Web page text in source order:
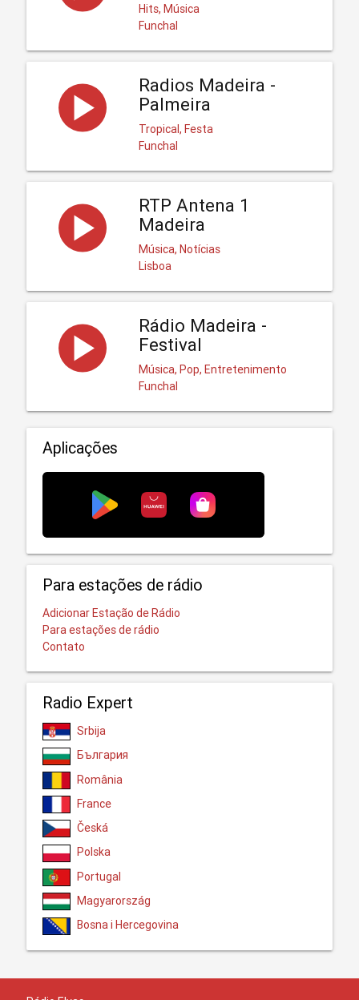
Hits, Música
Funchal
Radios Madeira -
Palmeira
Tropical, Festa
Funchal
RTP Antena 1
Madeira
Música, Notícias
Lisboa
Rádio Madeira -
Festival
Música, Pop, Entretenimento
Funchal
Aplicações
Para estações de rádio
Adicionar Estação de Rádio
Para estações de rádio
Contato
Radio Expert
Srbija
България
România
France
Česká
Polska
Portugal
Magyarország
Bosna i Hercegovina